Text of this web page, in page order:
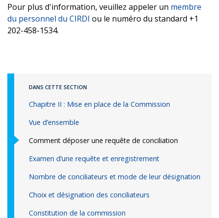
Pour plus d'information, veuillez appeler un membre
du personnel du CIRDI ou le numéro du standard +1
202-458-1534.
DANS CETTE SECTION
Chapitre II : Mise en place de la Commission
Vue d’ensemble
Comment déposer une requête de conciliation
Examen d’une requête et enregistrement
Nombre de conciliateurs et mode de leur désignation
Choix et désignation des conciliateurs
Constitution de la commission